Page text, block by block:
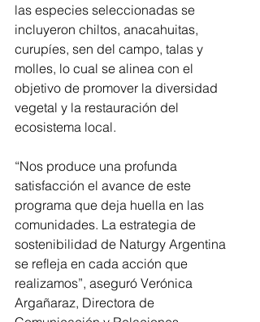
las especies seleccionadas se
incluyeron chiltos, anacahuitas,
curupíes, sen del campo, talas y
molles, lo cual se alinea con el
objetivo de promover la diversidad
vegetal y la restauración del
ecosistema local.
“Nos produce una profunda
satisfacción el avance de este
programa que deja huella en las
comunidades. La estrategia de
sostenibilidad de Naturgy Argentina
se refleja en cada acción que
realizamos”, aseguró Verónica
Argañaraz, Directora de